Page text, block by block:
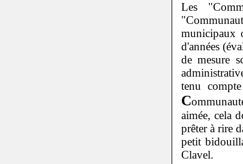
Les
municipaux
d'années
de mesure
tenu
C
aimée, cela
prêter à rire
petit
Clavel.